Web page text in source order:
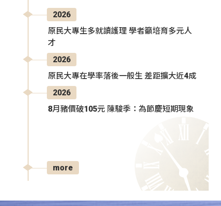
2026
原民大專生多就讀護理 學者籲培育多元人
才
2026
原民大專在學率落後一般生 差距擴大近4成
2026
8月豬價破105元 陳駿季：為節慶短期現象
more